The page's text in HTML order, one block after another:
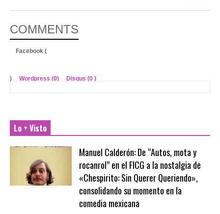
COMMENTS
Facebook (
) Wordpress (0) Disqus (0 )
Lo + Visto
Manuel Calderón: De “Autos, mota y
rocanrol” en el FICG a la nostalgia de
«Chespirito: Sin Querer Queriendo»,
consolidando su momento en la
comedia mexicana